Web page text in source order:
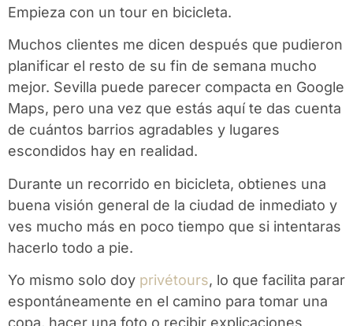
Empieza con un tour en bicicleta.
Muchos clientes me dicen después que pudieron
planificar el resto de su fin de semana mucho
mejor. Sevilla puede parecer compacta en Google
Maps, pero una vez que estás aquí te das cuenta
de cuántos barrios agradables y lugares
escondidos hay en realidad.
Durante un recorrido en bicicleta, obtienes una
buena visión general de la ciudad de inmediato y
ves mucho más en poco tiempo que si intentaras
hacerlo todo a pie.
Yo mismo solo doy privétours, lo que facilita parar
espontáneamente en el camino para tomar una
copa, hacer una foto o recibir explicaciones